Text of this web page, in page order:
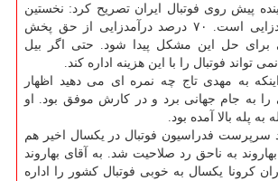
پیش روی فوتبال ایران تصریح کرد: نخستین
مساله فوتبال درآمدزایی است. ۷۰ درصد درآمدزایی از حق پخش
برای حل این مشکل پیدا شود. حتی اگر بیل
تواند فوتبال را با این هزینه اداره کند.
به مهدی تاج چه نمره ای می دهید اظهار
به جام جهانی برد و در کارش موفق بود. او
به پله بالا آمده بود.
سرپرست فدراسیون فوتبال در یکسال اخیر هم
به ناحق رد صلاحیت شد. به آقای بهاروند
کرونا یکسال به خوبی فوتبال کشور را اداره